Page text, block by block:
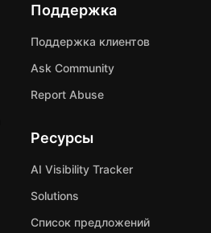
Поддержка
Поддержка клиентов
Ask Community
Report Abuse
Ресурсы
AI Visibility Tracker
Solutions
Список предложений